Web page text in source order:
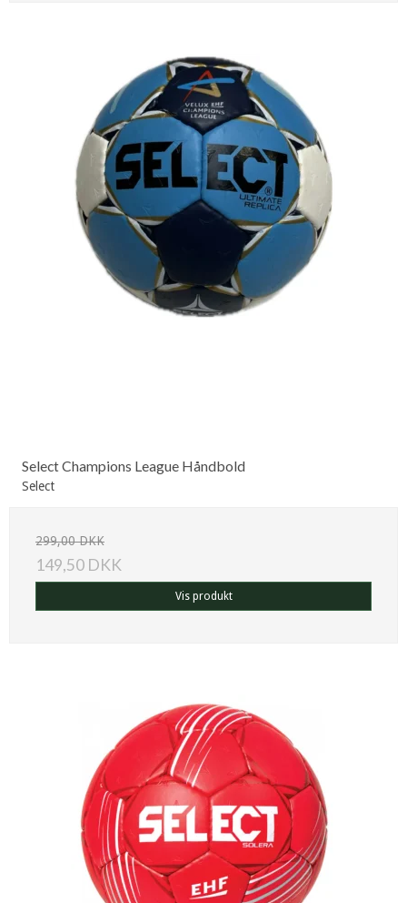
Select Champions League Håndbold
Select
299,00 DKK
149,50 DKK
Vis produkt